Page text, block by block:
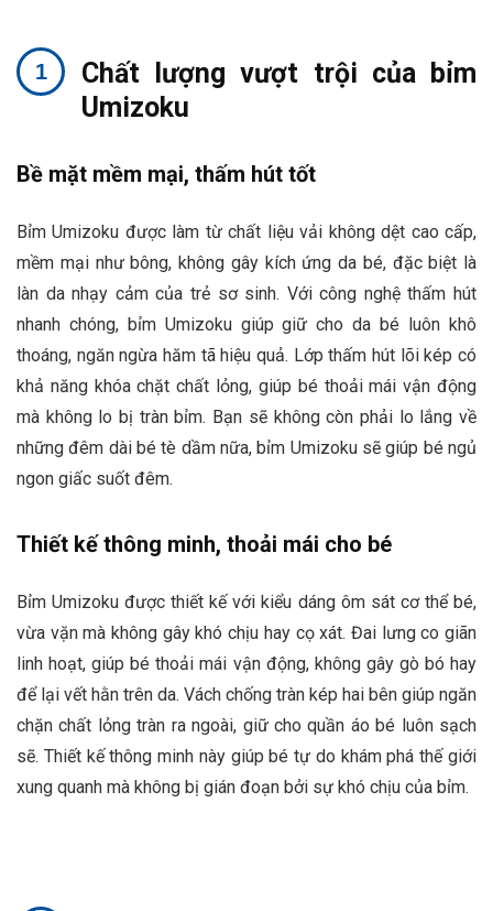
Chất lượng vượt trội của bỉm
Umizoku
Bề mặt mềm mại, thấm hút tốt
Bỉm Umizoku được làm từ chất liệu vải không dệt cao cấp,
mềm mại như bông, không gây kích ứng da bé, đặc biệt là
làn da nhạy cảm của trẻ sơ sinh. Với công nghệ thấm hút
nhanh chóng, bỉm Umizoku giúp giữ cho da bé luôn khô
thoáng, ngăn ngừa hăm tã hiệu quả. Lớp thấm hút lõi kép có
khả năng khóa chặt chất lỏng, giúp bé thoải mái vận động
mà không lo bị tràn bỉm. Bạn sẽ không còn phải lo lắng về
những đêm dài bé tè dầm nữa, bỉm Umizoku sẽ giúp bé ngủ
ngon giấc suốt đêm.
Thiết kế thông minh, thoải mái cho bé
Bỉm Umizoku được thiết kế với kiểu dáng ôm sát cơ thể bé,
vừa vặn mà không gây khó chịu hay cọ xát. Đai lưng co giãn
linh hoạt, giúp bé thoải mái vận động, không gây gò bó hay
để lại vết hằn trên da. Vách chống tràn kép hai bên giúp ngăn
chặn chất lỏng tràn ra ngoài, giữ cho quần áo bé luôn sạch
sẽ. Thiết kế thông minh này giúp bé tự do khám phá thế giới
xung quanh mà không bị gián đoạn bởi sự khó chịu của bỉm.